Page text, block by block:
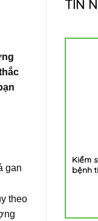
gan
theo
TIN
Kiểm
bệnh